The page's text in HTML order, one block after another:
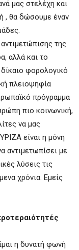
μας στελέχη και
, θα δώσουμε έναν
της
αλλά και το
φορολογικό
πλειοψηφία
πρόγραμμα
πιο κοινωνική,
να μας
είναι η μόνη
αντιμετωπίσει με
λύσεις τις
χρόνια. Εμείς
η δυνατή φωνή